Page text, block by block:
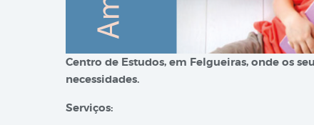
Centro de Estudos, em Felgueiras, onde os
necessidades.
Serviços: